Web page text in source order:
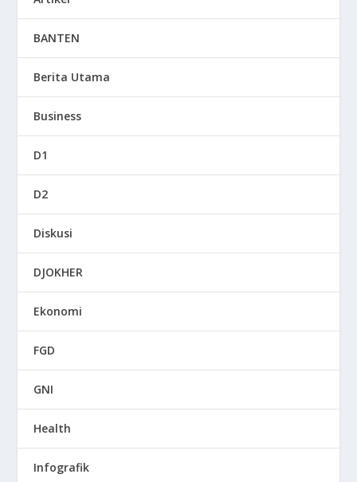
BANTEN
Berita Utama
Business
D1
D2
Diskusi
DJOKHER
Ekonomi
FGD
GNI
Health
Infografik